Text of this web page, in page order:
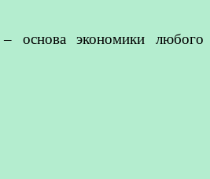
– основа экономики любого